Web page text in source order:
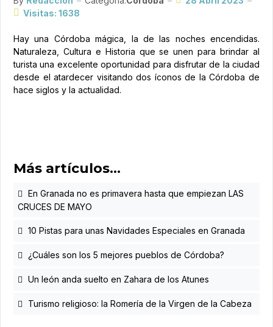
Visitas: 1638
Hay una Córdoba mágica, la de las noches encendidas.
Naturaleza, Cultura e Historia que se unen para brindar al
turista una excelente oportunidad para disfrutar de la ciudad
desde el atardecer visitando dos íconos de la Córdoba de
hace siglos y la actualidad.
Más artículos…
En Granada no es primavera hasta que empiezan LAS
CRUCES DE MAYO
10 Pistas para unas Navidades Especiales en Granada
¿Cuáles son los 5 mejores pueblos de Córdoba?
Un león anda suelto en Zahara de los Atunes
Turismo religioso: la Romería de la Virgen de la Cabeza